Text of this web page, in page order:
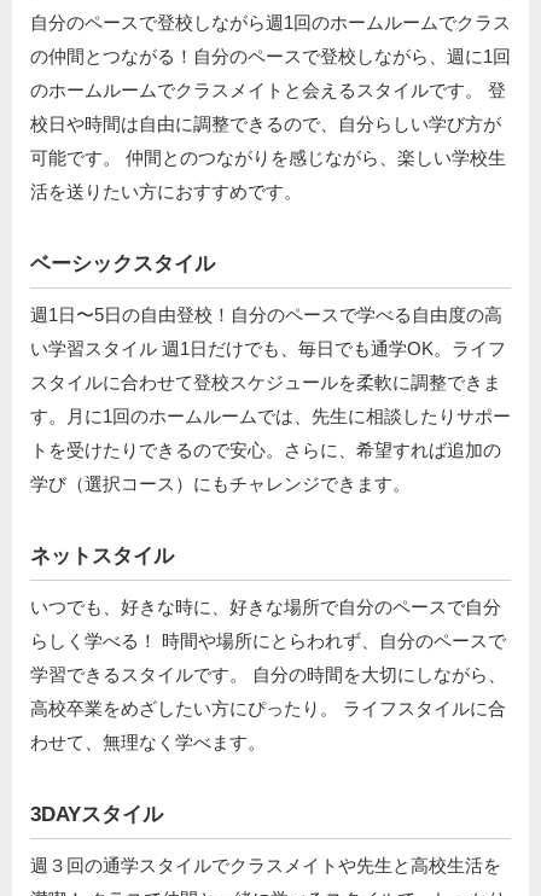
自分のペースで登校しながら週1回のホームルームでクラス
の仲間とつながる！自分のペースで登校しながら、週に1回
のホームルームでクラスメイトと会えるスタイルです。 登
校日や時間は自由に調整できるので、自分らしい学び方が
可能です。 仲間とのつながりを感じながら、楽しい学校生
活を送りたい方におすすめです。
ベーシックスタイル
週1日〜5日の自由登校！自分のペースで学べる自由度の高
い学習スタイル 週1日だけでも、毎日でも通学OK。ライフ
スタイルに合わせて登校スケジュールを柔軟に調整できま
す。月に1回のホームルームでは、先生に相談したりサポー
トを受けたりできるので安心。さらに、希望すれば追加の
学び（選択コース）にもチャレンジできます。
ネットスタイル
いつでも、好きな時に、好きな場所で自分のペースで自分
らしく学べる！ 時間や場所にとらわれず、自分のペースで
学習できるスタイルです。 自分の時間を大切にしながら、
高校卒業をめざしたい方にぴったり。 ライフスタイルに合
わせて、無理なく学べます。
3DAYスタイル
週３回の通学スタイルでクラスメイトや先生と高校生活を